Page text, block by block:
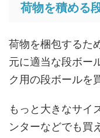
荷物を積める
荷物を梱包するた
元に適当な段ボー
ク用の段ボールを
もっと大きなサイ
ンターなどでも買